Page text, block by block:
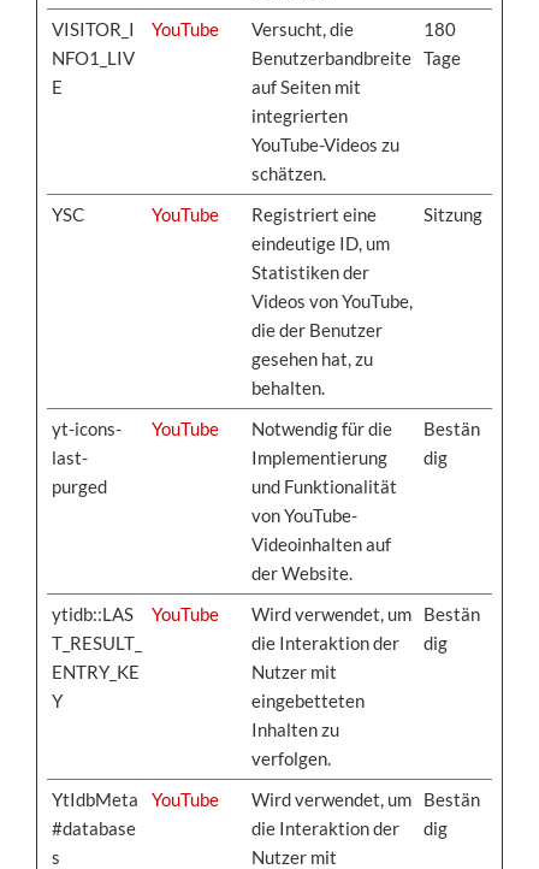
VISITOR_I
NFO1_LIV
E
YouTube
Versucht, die
Benutzerbandbreite
auf Seiten mit
integrierten
YouTube-Videos zu
schätzen.
180
Tage
YSC YouTube
Registriert eine
eindeutige ID, um
Statistiken der
Videos von YouTube,
die der Benutzer
gesehen hat, zu
behalten.
Sitzung
yt-icons-
last-
purged
YouTube
Notwendig für die
Implementierung
und Funktionalität
von YouTube-
Videoinhalten auf
der Website.
Bestän
dig
ytidb::LAS
T_RESULT_
ENTRY_KE
Y
YouTube
Wird verwendet, um
die Interaktion der
Nutzer mit
eingebetteten
Inhalten zu
verfolgen.
Bestän
dig
YtIdbMeta
#database
s
YouTube
Wird verwendet, um
die Interaktion der
Nutzer mit
Bestän
dig